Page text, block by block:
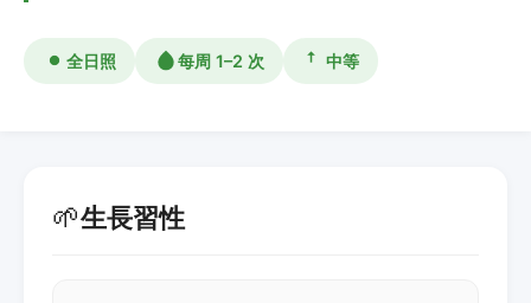
全日照 每周 1–2 次 中等
🌱生長習性